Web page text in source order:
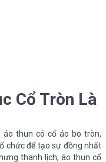
Cổ Tròn Là
thun có cổ áo bo tròn,
chức để tạo sự đồng nhất
thanh lịch, áo thun cổ